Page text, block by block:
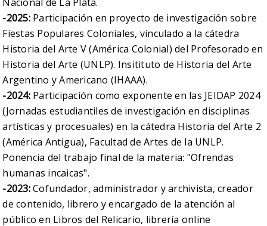
-2025: Participación en proyecto de investigación sobre
Fiestas Populares Coloniales, vinculado a la cátedra
Historia del Arte V (América Colonial) del Profesorado en
Historia del Arte (UNLP). Insitituto de Historia del Arte
Argentino y Americano (IHAAA).
-2024:Participación como exponente en las JEIDAP 2024
(Jornadas estudiantiles de investigación en disciplinas
artísticas y procesuales) en la cátedra Historia del Arte 2
(América Antigua), Facultad de Artes de la UNLP.
Ponencia del trabajo final de la materia: "Ofrendas
humanas incaicas".
-2023:Cofundador, administrador y archivista, creador
de contenido, librero y encargado de la atención al
público en Libros del Relicario, librería online